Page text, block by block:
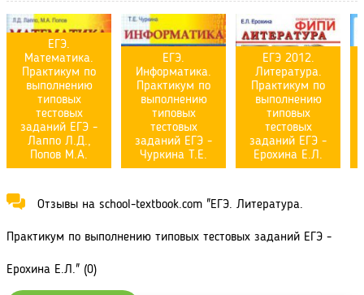
ЕГЭ.
Математика.
Практикум по
выполнению
типовых
тестовых
заданий ЕГЭ -
Лаппо Л.Д.,
Попов М.А.
ЕГЭ.
Информатика.
Практикум по
выполнению
типовых
тестовых
заданий ЕГЭ -
Чуркина Т.Е.
ЕГЭ 2012.
Литература.
Практикум по
выполнению
типовых
тестовых
заданий ЕГЭ -
Ерохина Е.Л.
Отзывы на school-textbook.com "ЕГЭ. Литература.
Практикум по выполнению типовых тестовых заданий ЕГЭ -
Ерохина Е.Л." (0)